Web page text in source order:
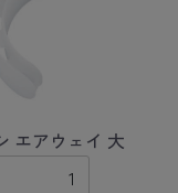
エアウェイ 大